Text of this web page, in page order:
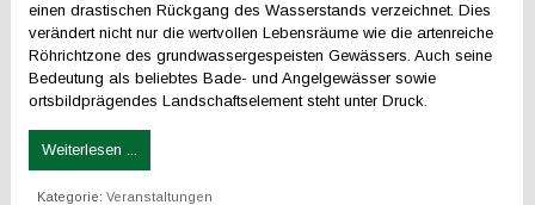
einen drastischen Rückgang des Wasserstands verzeichnet. Dies
verändert nicht nur die wertvollen Lebensräume wie die artenreiche
Röhrichtzone des grundwassergespeisten Gewässers. Auch seine
Bedeutung als beliebtes Bade- und Angelgewässer sowie
ortsbildprägendes Landschaftselement steht unter Druck.
Weiterlesen ...
Kategorie:Veranstaltungen